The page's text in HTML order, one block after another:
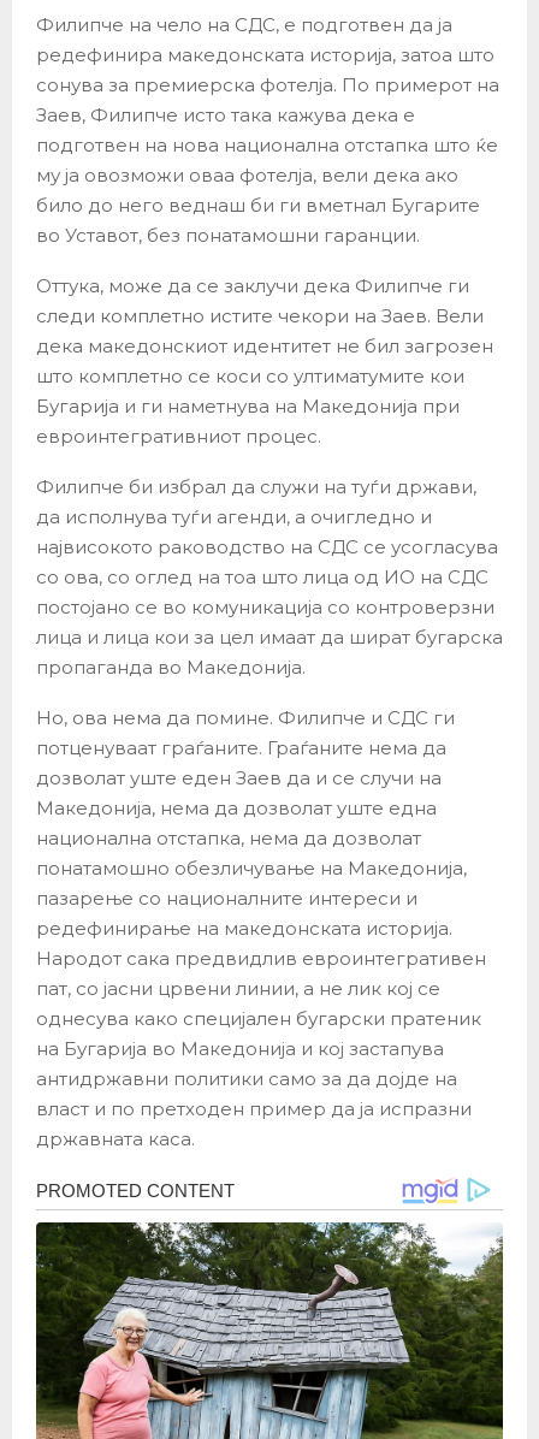
Филипче на чело на СДС, е подготвен да ја
редефинира македонската историја, затоа што
сонува за премиерска фотелја. По примерот на
Заев, Филипче исто така кажува дека е
подготвен на нова национална отстапка што ќе
му ја овозможи оваа фотелја, вели дека ако
било до него веднаш би ги вметнал Бугарите
во Уставот, без понатамошни гаранции.
Оттука, може да се заклучи дека Филипче ги
следи комплетно истите чекори на Заев. Вели
дека македонскиот идентитет не бил загрозен
што комплетно се коси со ултиматумите кои
Бугарија и ги наметнува на Македонија при
евроинтегративниот процес.
Филипче би избрал да служи на туѓи држави,
да исполнува туѓи агенди, а очигледно и
највисокото раководство на СДС се усогласува
со ова, со оглед на тоа што лица од ИО на СДС
постојано се во комуникација со контроверзни
лица и лица кои за цел имаат да шират бугарска
пропаганда во Македонија.
Но, ова нема да помине. Филипче и СДС ги
потценуваат граѓаните. Граѓаните нема да
дозволат уште еден Заев да и се случи на
Македонија, нема да дозволат уште една
национална отстапка, нема да дозволат
понатамошно обезличување на Македонија,
пазарење со националните интереси и
редефинирање на македонската историја.
Народот сака предвидлив евроинтегративен
пат, со јасни црвени линии, а не лик кој се
однесува како специјален бугарски пратеник
на Бугарија во Македонија и кој застапува
антидржавни политики само за да дојде на
власт и по претходен пример да ја испразни
државната каса.